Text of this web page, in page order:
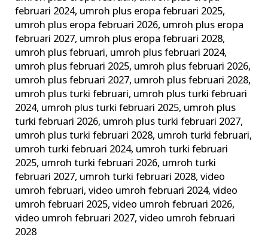
februari 2024, umroh plus eropa februari 2025,
umroh plus eropa februari 2026, umroh plus eropa
februari 2027, umroh plus eropa februari 2028,
umroh plus februari, umroh plus februari 2024,
umroh plus februari 2025, umroh plus februari 2026,
umroh plus februari 2027, umroh plus februari 2028,
umroh plus turki februari, umroh plus turki februari
2024, umroh plus turki februari 2025, umroh plus
turki februari 2026, umroh plus turki februari 2027,
umroh plus turki februari 2028, umroh turki februari,
umroh turki februari 2024, umroh turki februari
2025, umroh turki februari 2026, umroh turki
februari 2027, umroh turki februari 2028,video
umroh februari,video umroh februari 2024,video
umroh februari 2025,video umroh februari 2026,
video umroh februari 2027,video umroh februari
2028